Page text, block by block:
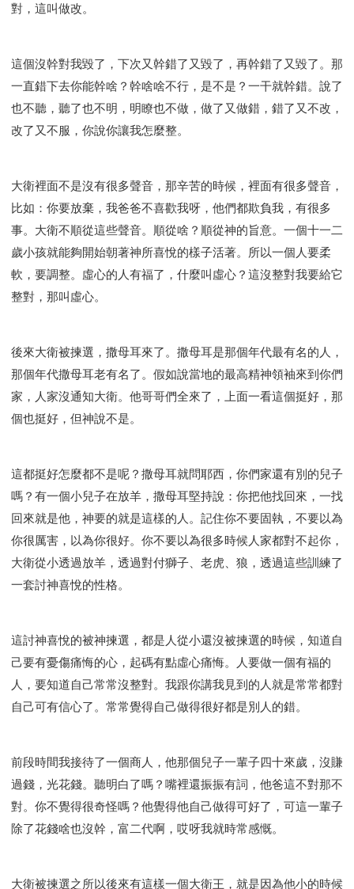
對，這叫做改。
這個沒幹對我毀了，下次又幹錯了又毀了，再幹錯了又毀了。那
一直錯下去你能幹啥？幹啥啥不行，是不是？一干就幹錯。說了
也不聽，聽了也不明，明瞭也不做，做了又做錯，錯了又不改，
改了又不服，你說你讓我怎麼整。
大衛裡面不是沒有很多聲音，那辛苦的時候，裡面有很多聲音，
比如：你要放棄，我爸爸不喜歡我呀，他們都欺負我，有很多
事。大衛不順從這些聲音。順從啥？順從神的旨意。一個十一二
歲小孩就能夠開始朝著神所喜悅的樣子活著。所以一個人要柔
軟，要調整。虛心的人有福了，什麼叫虛心？這沒整對我要給它
整對，那叫虛心。
後來大衛被揀選，撒母耳來了。撒母耳是那個年代最有名的人，
那個年代撒母耳老有名了。假如說當地的最高精神領袖來到你們
家，人家沒通知大衛。他哥哥們全來了，上面一看這個挺好，那
個也挺好，但神說不是。
這都挺好怎麼都不是呢？撒母耳就問耶西，你們家還有別的兒子
嗎？有一個小兒子在放羊，撒母耳堅持說：你把他找回來，一找
回來就是他，神要的就是這樣的人。記住你不要固執，不要以為
你很厲害，以為你很好。你不要以為很多時候人家都對不起你，
大衛從小透過放羊，透過對付獅子、老虎、狼，透過這些訓練了
一套討神喜悅的性格。
這討神喜悅的被神揀選，都是人從小還沒被揀選的時候，知道自
己要有憂傷痛悔的心，起碼有點虛心痛悔。人要做一個有福的
人，要知道自己常常沒整對。我跟你講我見到的人就是常常都對
自己可有信心了。常常覺得自己做得很好都是別人的錯。
前段時間我接待了一個商人，他那個兒子一輩子四十來歲，沒賺
過錢，光花錢。聽明白了嗎？嘴裡還振振有詞，他爸這不對那不
對。你不覺得很奇怪嗎？他覺得他自己做得可好了，可這一輩子
除了花錢啥也沒幹，富二代啊，哎呀我就時常感慨。
大衛被揀選之所以後來有這樣一個大衛王，就是因為他小的時候